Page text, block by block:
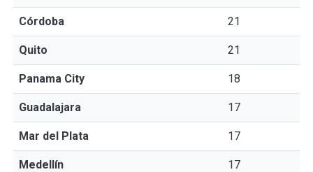
Córdoba 21
Quito 21
Panama City 18
Guadalajara 17
Mar del Plata 17
Medellín 17